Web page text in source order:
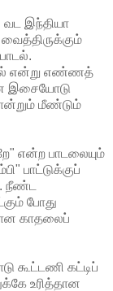
இந்தியா
என்று எண்ணத்
இசையோடு
மீண்டும்
என்ற பாடலையும்
பாட்டுக்குப்
நீண்ட
போது
காதலைப்
கூட்டணி கட்டிப்
உரித்தான